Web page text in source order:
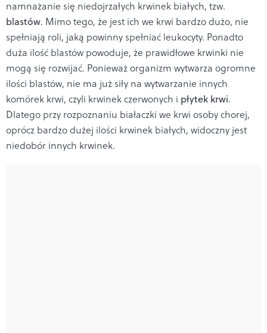
namnażanie się niedojrzałych krwinek białych, tzw.
blastów. Mimo tego, że jest ich we krwi bardzo dużo, nie
spełniają roli, jaką powinny spełniać leukocyty. Ponadto
duża ilość blastów powoduje, że prawidłowe krwinki nie
mogą się rozwijać. Ponieważ organizm wytwarza ogromne
ilości blastów, nie ma już siły na wytwarzanie innych
komórek krwi, czyli krwinek czerwonych i płytek krwi.
Dlatego przy rozpoznaniu białaczki we krwi osoby chorej,
oprócz bardzo dużej ilości krwinek białych, widoczny jest
niedobór innych krwinek.